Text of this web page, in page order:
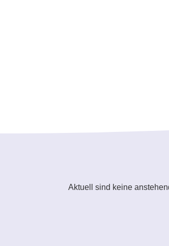
Aktuell sind keine